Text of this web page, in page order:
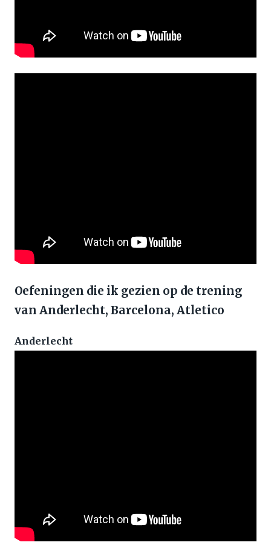
Oefeningen die ik gezien op de trening
van Anderlecht, Barcelona, Atletico
Anderlecht